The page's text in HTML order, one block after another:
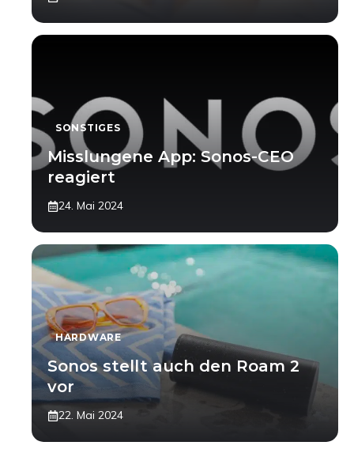
SONSTIGES
Misslungene App: Sonos-CEO
reagiert
24. Mai 2024
HARDWARE
Sonos stellt auch den Roam 2
vor
22. Mai 2024